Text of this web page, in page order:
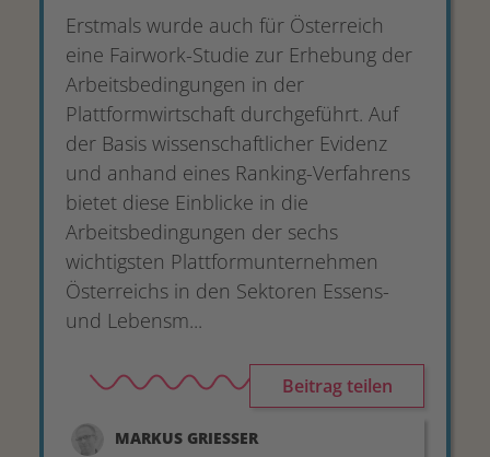
Erstmals wurde auch für Österreich
eine Fairwork-Studie zur Erhebung der
Arbeitsbedingungen in der
Plattformwirtschaft durchgeführt. Auf
der Basis wissenschaftlicher Evidenz
und anhand eines Ranking-Verfahrens
bietet diese Einblicke in die
Arbeitsbedingungen der sechs
wichtigsten Plattformunternehmen
Österreichs in den Sektoren Essens-
und Lebensm...
Beitrag teilen
MARKUS GRIESSER